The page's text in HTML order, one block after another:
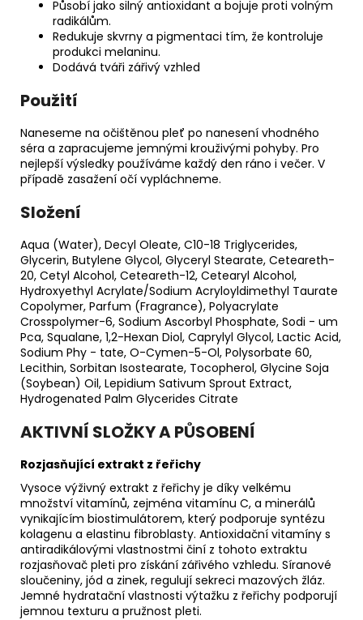
Působí jako silný antioxidant a bojuje proti volným
radikálům.
Redukuje skvrny a pigmentaci tím, že kontroluje
produkci melaninu.
Dodává tváři zářivý vzhled
Použití
Naneseme na očištěnou pleť po nanesení vhodného
séra a zapracujeme jemnými krouživými pohyby. Pro
nejlepší výsledky používáme každý den ráno i večer. V
případě zasažení očí vypláchneme.
Složení
Aqua (Water), Decyl Oleate, C10-18 Triglycerides,
Glycerin, Butylene Glycol, Glyceryl Stearate, Ceteareth-
20, Cetyl Alcohol, Ceteareth-12, Cetearyl Alcohol,
Hydroxyethyl Acrylate/Sodium Acryloyldimethyl Taurate
Copolymer, Parfum (Fragrance), Polyacrylate
Crosspolymer-6, Sodium Ascorbyl Phosphate, Sodi - um
Pca, Squalane, 1,2-Hexan Diol, Caprylyl Glycol, Lactic Acid,
Sodium Phy - tate, O-Cymen-5-Ol, Polysorbate 60,
Lecithin, Sorbitan Isostearate, Tocopherol, Glycine Soja
(Soybean) Oil, Lepidium Sativum Sprout Extract,
Hydrogenated Palm Glycerides Citrate
AKTIVNÍ SLOŽKY A PŮSOBENÍ
Rozjasňující extrakt z řeřichy
Vysoce výživný extrakt z řeřichy je díky velkému
množství vitamínů, zejména vitamínu C, a minerálů
vynikajícím biostimulátorem, který podporuje syntézu
kolagenu a elastinu fibroblasty. Antioxidační vitamíny s
antiradikálovými vlastnostmi činí z tohoto extraktu
rozjasňovač pleti pro získání zářivého vzhledu. Síranové
sloučeniny, jód a zinek, regulují sekreci mazových žláz.
Jemné hydratační vlastnosti výtažku z řeřichy podporují
jemnou texturu a pružnost pleti.